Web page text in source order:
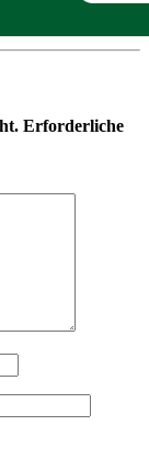
Erforderliche